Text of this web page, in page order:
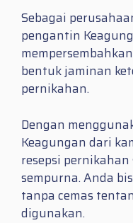
Sebagai
pengantin
bentuk jaminan
pernikahan.
Dengan
Keagungan dari
resepsi
sempurna. Anda
tanpa cemas
digunakan.